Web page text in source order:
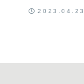
MIC】マイク
ター
2023.04.23